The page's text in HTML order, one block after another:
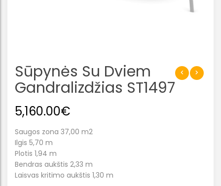
Sūpynės Su Dviem
Gandralizdžias ST1497
5,160.00€
Saugos zona 37,00 m2
Ilgis 5,70 m
Plotis 1,94 m
Bendras aukštis 2,33 m
Laisvas kritimo aukštis 1,30 m